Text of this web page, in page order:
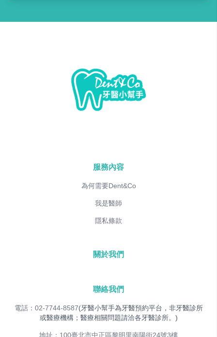
服務內容
為何需要Dent&Co
我是醫師
隱私條款
關於我們
聯絡我們
電話：02-7744-8587(牙醫小幫手為牙醫預約平台，非牙醫診所
或醫療機構；醫療相關問題請洽各牙醫診所。)
地址：100臺北市中正區黎明里南陽街24號3樓